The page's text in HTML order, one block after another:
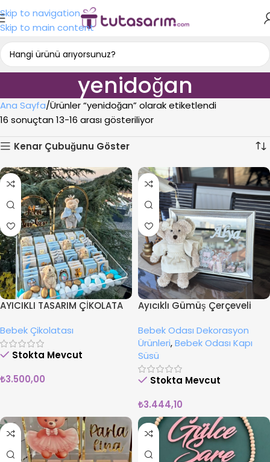
Skip to navigation
Skip to main content
yenidoğan
Ana Sayfa Ürünler “yenidoğan” olarak etiketlendi
16 sonuçtan 13-16 arası gösteriliyor
Kenar Çubuğunu Göster
AYICIKLI TASARIM ÇİKOLATA
Bebek Çikolatası
Stokta Mevcut
₺3.500,00
Ayıcıklı Gümüş Çerçeveli
Bebek Odası Dekorasyon
Ürünleri,Bebek Odası Kapı
Süsü
Stokta Mevcut
₺3.444,10